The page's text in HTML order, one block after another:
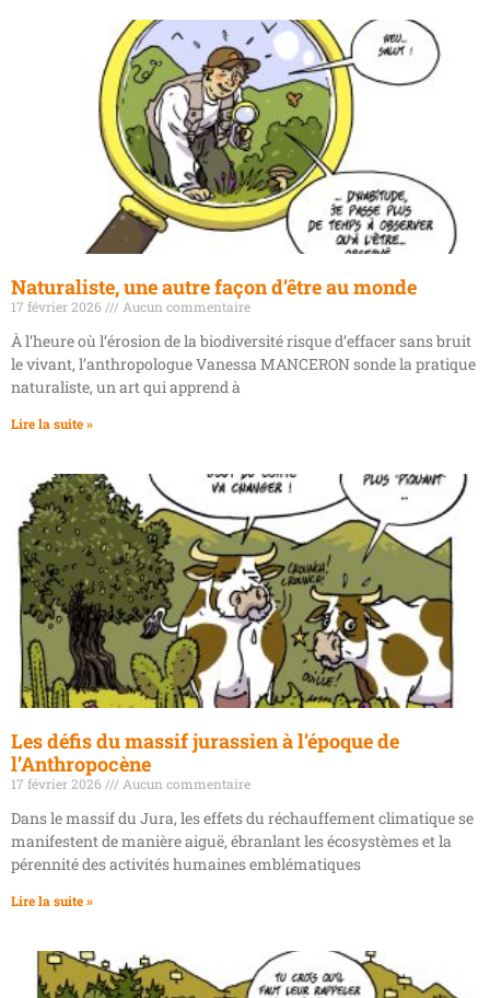
Naturaliste, une autre façon d’être au monde
17 février 2026 Aucun commentaire
À l’heure où l’érosion de la biodiversité risque d’effacer sans bruit
le vivant, l’anthropologue Vanessa MANCERON sonde la pratique
naturaliste, un art qui apprend à
Lire la suite »
Les défis du massif jurassien à l’époque de
l’Anthropocène
17 février 2026 Aucun commentaire
Dans le massif du Jura, les effets du réchauffement climatique se
manifestent de manière aiguë, ébranlant les écosystèmes et la
pérennité des activités humaines emblématiques
Lire la suite »